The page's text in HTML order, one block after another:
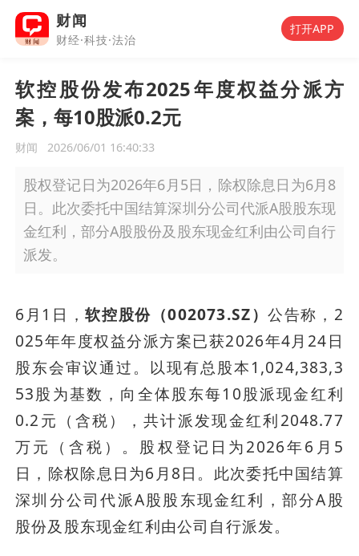
财闻
财经·科技·法治
打开APP
软控股份发布2025年度权益分派方
案，每10股派0.2元
财闻 2026/06/01 16:40:33
股权登记日为2026年6月5日，除权除息日为6月8
日。此次委托中国结算深圳分公司代派A股股东现
金红利，部分A股股份及股东现金红利由公司自行
派发。
6月1日，软控股份（002073.SZ）公告称，2
025年年度权益分派方案已获2026年4月24日
股东会审议通过。以现有总股本1,024,383,3
53股为基数，向全体股东每10股派现金红利
0.2元（含税），共计派发现金红利2048.77
万元（含税）。股权登记日为2026年6月5
日，除权除息日为6月8日。此次委托中国结算
深圳分公司代派A股股东现金红利，部分A股
股份及股东现金红利由公司自行派发。